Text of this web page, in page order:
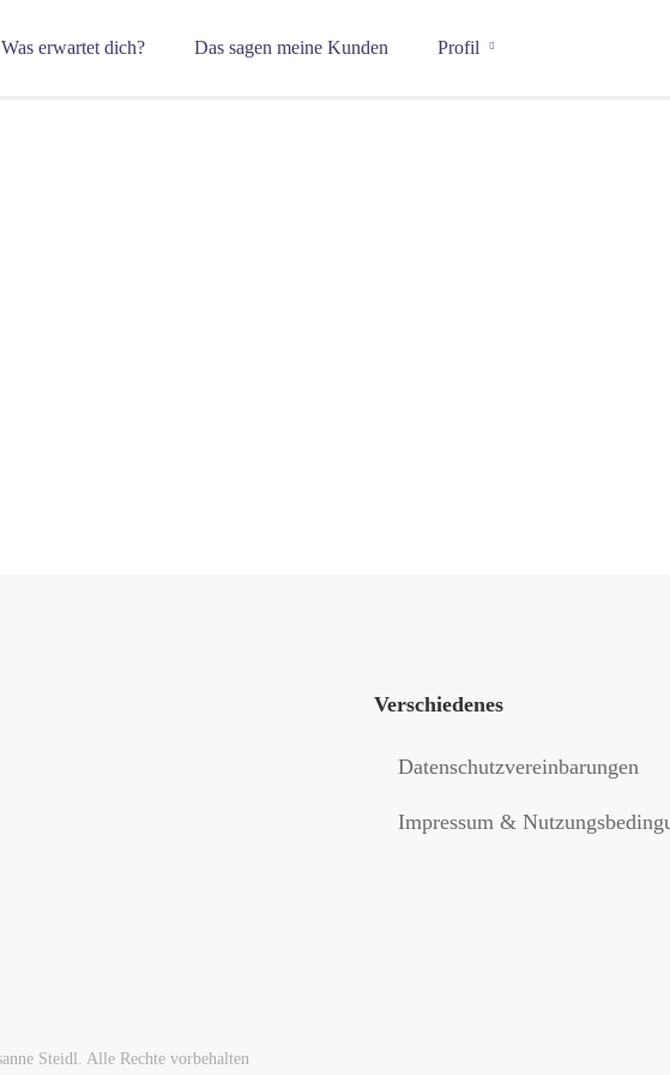
Was erwartet dich? Das sagen meine Kunden Profil
Verschiedenes
Datenschutzvereinbarungen
Impressum &
Steidl. Alle Rechte vorbehalten